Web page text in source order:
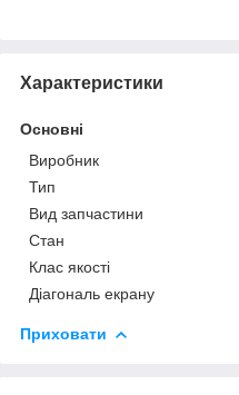
Характеристики
Основні
Виробник
Тип
Вид запчастини
Стан
Клас якості
Діагональ екрану
Приховати